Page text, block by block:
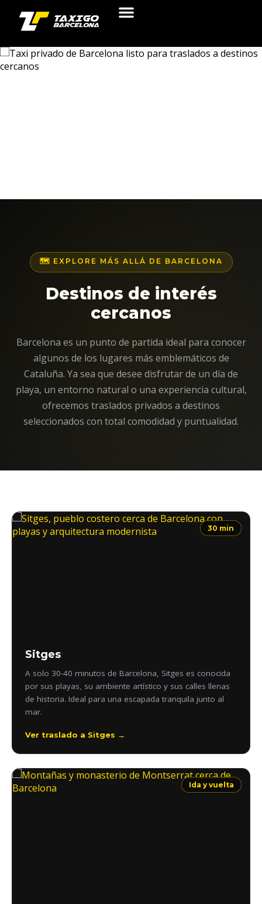
🗺️ EXPLORE MÁS ALLÁ DE BARCELONA
Destinos de interés
cercanos
Barcelona es un punto de partida ideal para conocer
algunos de los lugares más emblemáticos de
Cataluña. Ya sea que desee disfrutar de un día de
playa, un entorno natural o una experiencia cultural,
ofrecemos traslados privados a destinos
seleccionados con total comodidad y puntualidad.
30 min
Sitges
A solo 30-40 minutos de Barcelona, Sitges es conocida
por sus playas, su ambiente artístico y sus calles llenas
de historia. Ideal para una escapada tranquila junto al
mar.
Ver traslado a Sitges →
Ida y vuelta